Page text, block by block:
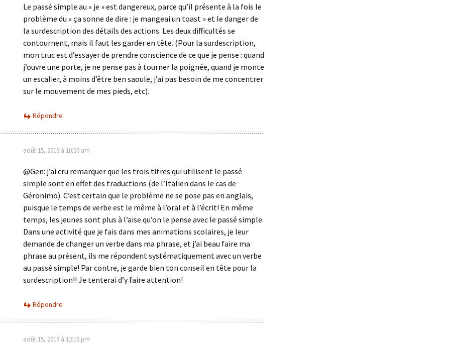
Le passé simple au « je » est dangereux, parce qu’il présente à la fois le
problème du « ça sonne de dire : je mangeai un toast » et le danger de
la surdescription des détails des actions. Les deux difficultés se
contournent, mais il faut les garder en tête. (Pour la surdescription,
mon truc est d’essayer de prendre conscience de ce que je pense : quand
j’ouvre une porte, je ne pense pas à tourner la poignée, quand je monte
un escalier, à moins d’être ben saoule, j’ai pas besoin de me concentrer
sur le mouvement de mes pieds, etc).
Répondre
août 15, 2016 à 10:50 am
@Gen: j’ai cru remarquer que les trois titres qui utilisent le passé
simple sont en effet des traductions (de l’Italien dans le cas de
Géronimo). C’est certain que le problème ne se pose pas en anglais,
puisque le temps de verbe est le même à l’oral et à l’écrit! En même
temps, les jeunes sont plus à l’aise qu’on le pense avec le passé simple.
Dans une activité que je fais dans mes animations scolaires, je leur
demande de changer un verbe dans ma phrase, et j’ai beau faire ma
phrase au présent, ils me répondent systématiquement avec un verbe
au passé simple! Par contre, je garde bien ton conseil en tête pour la
surdescription!! Je tenterai d’y faire attention!
Répondre
août 15, 2016 à 12:19 pm